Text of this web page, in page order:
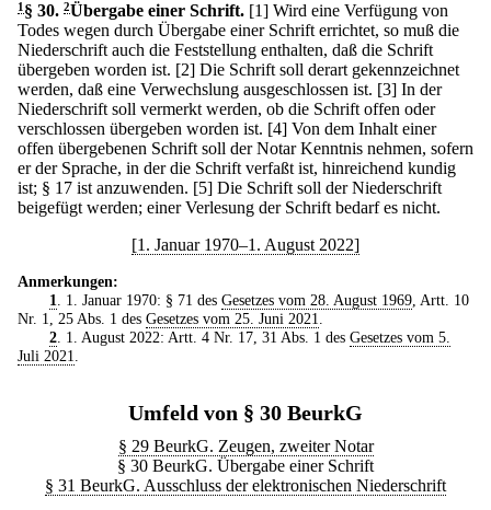
1 § 30. 2Übergabe einer Schrift. [1] Wird eine Verfügung von
Todes wegen durch Übergabe einer Schrift errichtet, so muß die
Niederschrift auch die Feststellung enthalten, daß die Schrift
übergeben worden ist. [2] Die Schrift soll derart gekennzeichnet
werden, daß eine Verwechslung ausgeschlossen ist. [3] In der
Niederschrift soll vermerkt werden, ob die Schrift offen oder
verschlossen übergeben worden ist. [4] Von dem Inhalt einer
offen übergebenen Schrift soll der Notar Kenntnis nehmen, sofern
er der Sprache, in der die Schrift verfaßt ist, hinreichend kundig
ist; § 17 ist anzuwenden. [5] Die Schrift soll der Niederschrift
beigefügt werden; einer Verlesung der Schrift bedarf es nicht.
[1. Januar 1970–1. August 2022]
Anmerkungen:
1
. 1. Januar 1970: § 71 des Gesetzes vom 28. August 1969, Artt. 10
Nr. 1, 25 Abs. 1 des Gesetzes vom 25. Juni 2021
2. 1. August 2022: Artt. 4 Nr. 17, 31 Abs. 1 des Gesetzes vom 5.
Juli 2021
Umfeld von § 30 BeurkG
§ 29 BeurkG. Zeugen, zweiter Notar
§ 30 BeurkG. Übergabe einer Schrift
§ 31 BeurkG. Ausschluss der elektronischen Niederschrift